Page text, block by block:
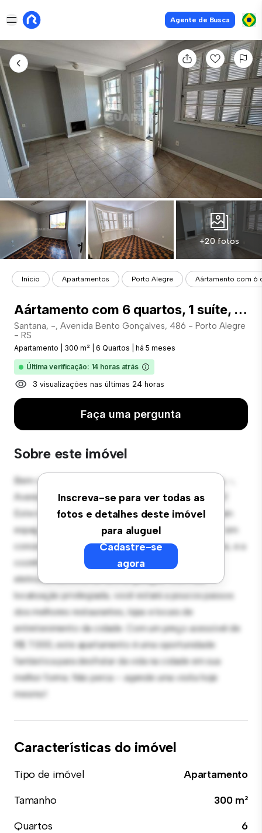
Agente de Busca
+20 fotos
Início Apartamentos Porto Alegre Aártamento com 6
Aártamento com 6 quartos, 1 suíte, e 4 vagas de garagem no bairro Santana - COD: 22828
Santana, -, Avenida Bento Gonçalves, 486 - Porto Alegre
- RS
Apartamento 300 m² 6 Quartos há 5 meses
Última verificação: 14 horas atrás
3 visualizações nas últimas 24 horas
Faça uma pergunta
Sobre este imóvel
Inscreva-se para ver todas as
fotos e detalhes deste imóvel
para aluguel
Cadastre-se
agora
Bem-vindo ao seu novo refúgio urbano em Santana, -,
Avenida Bento Gonçalves, 486 - Porto Alegre - RS!
Este moderno apartamento de 6 quartos oferece um
espaço de vida elegante e aconchegante. O layout em
conceito aberto é perfeito para receber convidados, e a
cozinha sofisticada está equipada com
eletrodomésticos de última geração. Com sua
localização privilegiada, você estará a poucos passos
dos melhores restaurantes, lojas e locais de
entretenimento da cidade. Com um preço acessível de
R$ 7.000, este apartamento é uma oportunidade
fantástica para desfrutar da vida na cidade em sua
melhor forma. Não perca – agende uma visita hoje
mesmo!
Características do imóvel
Tipo de imóvel
Apartamento
Tamanho
300 m²
Quartos
6